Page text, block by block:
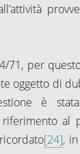
71, per
oggetto di
è
al
[24],